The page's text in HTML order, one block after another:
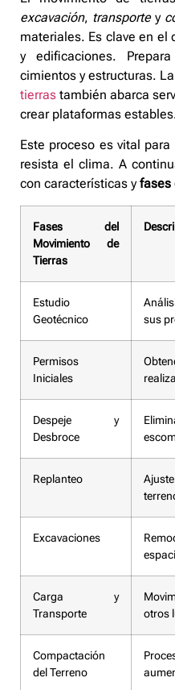
excavación, transportey
materiales. Es clave en el
y edificaciones.
cimientos y estructuras. La
tierras también abarca
crear plataformas estables.
Este proceso es vital
resista el clima. A
con características yfases
Fases del
Movimiento de
Tierras
Estudio
Geotécnico
sus
Permisos
Iniciales
Despeje y
Desbroce
Replanteo
Excavaciones
Carga y
Transporte
otros
Compactación
del Terreno